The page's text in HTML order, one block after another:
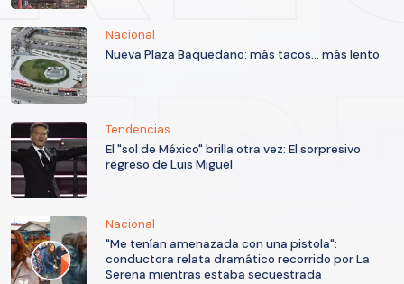
Nacional
Nueva Plaza Baquedano: más tacos... más lento
Tendencias
El "sol de México" brilla otra vez: El sorpresivo
regreso de Luis Miguel
Nacional
"Me tenían amenazada con una pistola":
conductora relata dramático recorrido por La
Serena mientras estaba secuestrada